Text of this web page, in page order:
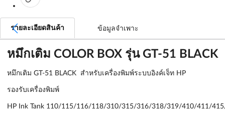
รายละเอียดสินค้า ข้อมูลจำเพาะ
หมึกเติม COLOR BOX รุ่น GT-51 BLACK
หมึกเติม GT-51 BLACK สำหรับเครื่องพิมพ์ระบบอิงค์เจ็ท HP
รองรับเครื่องพิมพ์
HP Ink Tank 110/115/116/118/310/315/316/318/319/410/411/